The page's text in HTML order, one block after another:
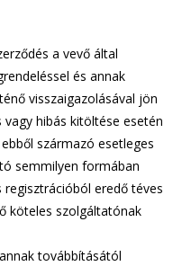
a vevő által
és annak
visszaigazolásával jön
hibás kitöltése esetén
származó esetleges
semmilyen formában
eredő téves
köteles szolgáltatónak
továbbításától